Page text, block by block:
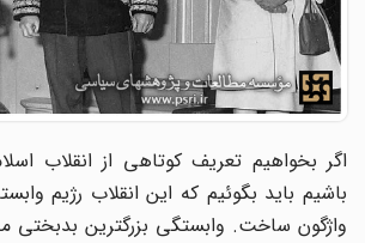
واژگون ساخت. وابستگی بزرگترین بدبختی